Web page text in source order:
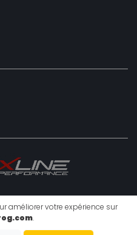
de confidentialité
- Réalisé parEMIPROD
améliorer votre expérience sur
.